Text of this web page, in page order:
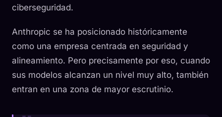
ciberseguridad.
Anthropic se ha posicionado históricamente
como una empresa centrada en seguridad y
alineamiento. Pero precisamente por eso, cuando
sus modelos alcanzan un nivel muy alto, también
entran en una zona de mayor escrutinio.